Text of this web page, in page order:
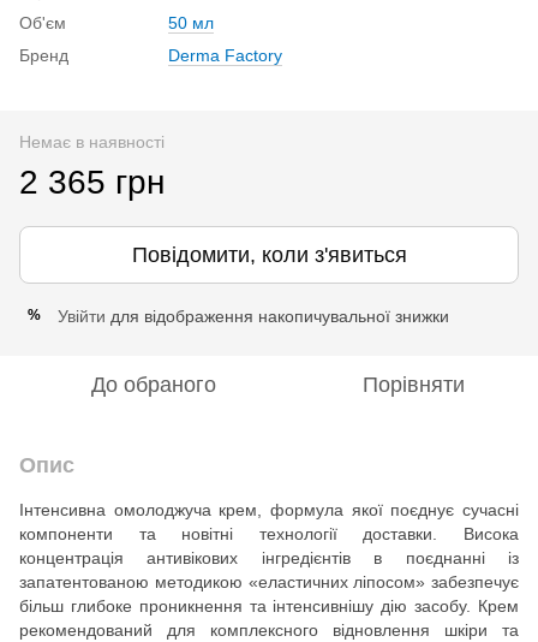
Об'єм
50 мл
Бренд
Derma Factory
Немає в наявності
2 365 грн
Повідомити, коли з'явиться
% Увійти для відображення накопичувальної знижки
До обраного Порівняти
Опис
Інтенсивна омолоджуча крем, формула якої поєднує сучасні
компоненти та новітні технології доставки. Висока
концентрація антивікових інгредієнтів в поєднанні із
запатентованою методикою «еластичних ліпосом» забезпечує
більш глибоке проникнення та інтенсивнішу дію засобу. Крем
рекомендований для комплексного відновлення шкіри та